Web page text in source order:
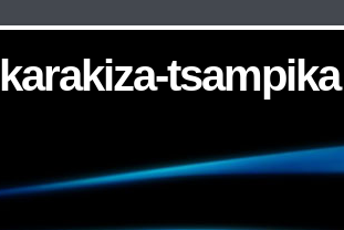
karakiza-tsampika